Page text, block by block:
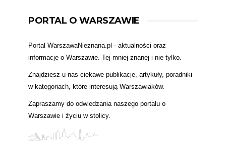
PORTAL O WARSZAWIE
Portal WarszawaNieznana.pl - aktualności oraz
informacje o Warszawie. Tej mniej znanej i nie tylko.
Znajdziesz u nas ciekawe publikacje, artykuły, poradniki
w kategoriach, które interesują Warszawiaków.
Zapraszamy do odwiedzania naszego portalu o
Warszawie i życiu w stolicy.